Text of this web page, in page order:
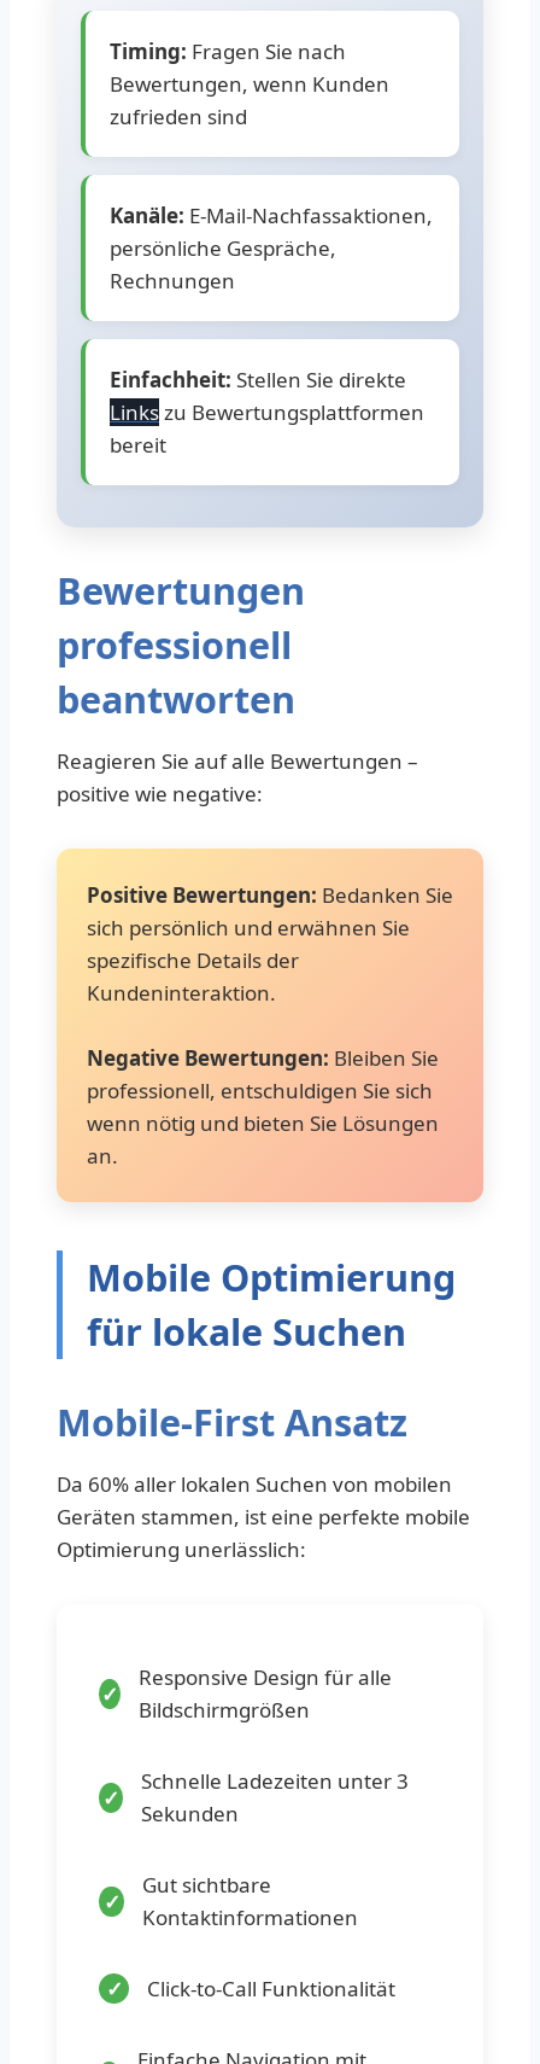
Timing: Fragen Sie nach
Bewertungen, wenn Kunden
zufrieden sind
Kanäle: E-Mail-Nachfassaktionen,
persönliche Gespräche,
Rechnungen
Einfachheit: Stellen Sie direkte
Linkszu Bewertungsplattformen
bereit
Bewertungen
professionell
beantworten
Reagieren Sie auf alle Bewertungen –
positive wie negative:
Positive Bewertungen: Bedanken Sie
sich persönlich und erwähnen Sie
spezifische Details der
Kundeninteraktion.
Negative Bewertungen: Bleiben Sie
professionell, entschuldigen Sie sich
wenn nötig und bieten Sie Lösungen
an.
Mobile Optimierung
für lokale Suchen
Mobile-First Ansatz
Da 60% aller lokalen Suchen von mobilen
Geräten stammen, ist eine perfekte mobile
Optimierung unerlässlich:
Responsive Design für alle
Bildschirmgrößen
Schnelle Ladezeiten unter 3
Sekunden
Gut sichtbare
Kontaktinformationen
Click-to-Call Funktionalität